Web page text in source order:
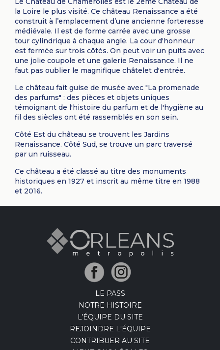
la Loire le plus visité. Ce château Renaissance a été
construit à l’emplacement d’une ancienne forteresse
médiévale. Il est de forme carrée avec une grosse
tour cylindrique à chaque angle. La cour d'honneur
est fermée sur trois côtés. On peut voir un puits avec
une jolie coupole et une galerie Renaissance. Il ne
faut pas oublier le magnifique châtelet d'entrée.
Le château fait guise de musée avec "La promenade
des parfums" : des pièces et objets uniques
témoignant de l'histoire du parfum et de l'hygiène au
fil des siècles ont été rassemblés en son sein.
Côté Est du château se trouvent les Jardins
Renaissance. Côté Sud, se trouve un parc traversé
par un ruisseau.
Ce château a été classé au titre des monuments
historiques en 1927 et inscrit au même titre en 1988
et 2016.
LE PASS
NOTRE HISTOIRE
L’ÉQUIPE DU SITE
REJOINDRE L'ÉQUIPE
CONTRIBUER AU SITE